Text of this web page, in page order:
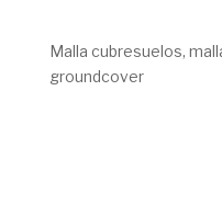
Malla cubresuelos,
groundcover